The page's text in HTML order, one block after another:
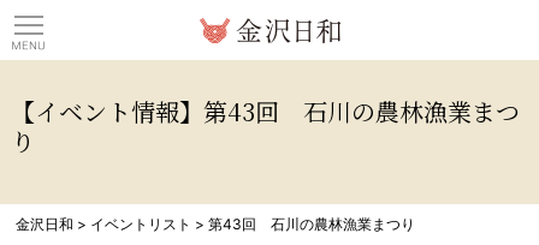
【イベント情報】第43回 石川の農林漁業まつ
り
金沢日和 > イベントリスト >第43回 石川の農林漁業まつり